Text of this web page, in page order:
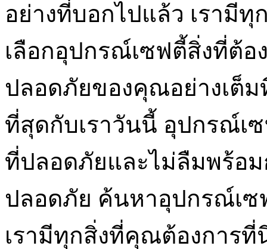
อย่างที่บอกไปแล้ว เรามี
เลือกอุปกรณ์เซฟตี้สิ่งที่ต้อ
ปลอดภัยของคุณอย่างเต็
ที่สุดกับเราวันนี้ อุปกรณ์เ
ที่ปลอดภัยและไม่ลืมพร้อ
ปลอดภัย ค้นหาอุปกรณ์เ
เรามีทุกสิ่งที่คุณต้องการ